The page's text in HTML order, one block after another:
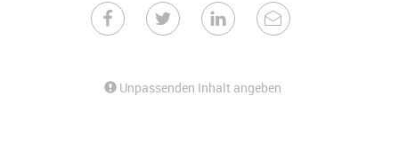
Unpassenden Inhalt angeben